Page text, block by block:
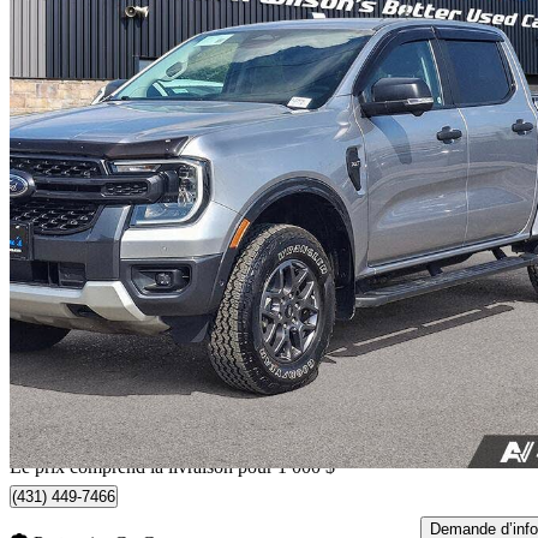
2024 Ford Ranger
XLT SuperCrew 4WD25 000 km
46 788 $ Affaire
821 $/mois env.
Livraison à domicile de Guelph, ON
Le prix comprend la livraison pour 1 000 $
(431) 449-7466
Demande d’info